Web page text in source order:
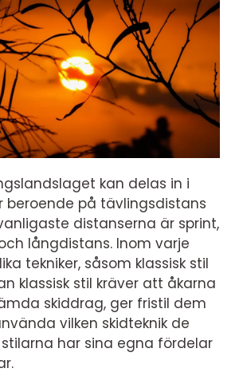
kan delas in i
beroende på tävlingsdistans
distanserna är sprint,
långdistans. Inom varje
tekniker, såsom klassisk stil
klassisk stil kräver att åkarna
skiddrag, ger fristil dem
vilken skidteknik de
har sina egna fördelar